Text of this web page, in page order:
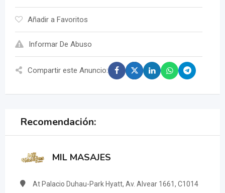
Añadir a Favoritos
Informar De Abuso
Compartir este Anuncio:
Recomendación:
MIL MASAJES
At Palacio Duhau-Park Hyatt, Av. Alvear 1661, C1014